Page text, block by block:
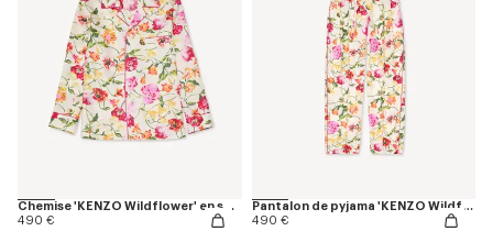
Chemise 'KENZO Wildflower' en soie
490 €
Pantalon de pyjama 'KENZO Wildflower' en soie
490 €